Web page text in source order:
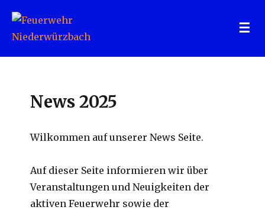
Feuerwehr Niederwürzbach
News 2025
Wilkommen auf unserer News Seite.
Auf dieser Seite informieren wir über
Veranstaltungen und Neuigkeiten der
aktiven Feuerwehr sowie der